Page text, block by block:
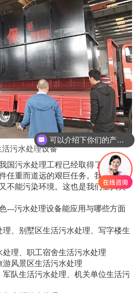
活污水处理设备
国污水处理工程已经取得了显著的
任重而道远的艰巨任务。我们既要
不能污染环境。这也是我们全人类
---污水处理设备能应用与哪些方面
理、别墅区生活污水处理、写字楼生
处理、职工宿舍生活污水处理
游风景区生活污水处理
军队生活污水处理、机关单位生活污
可以介绍下你们的产品么